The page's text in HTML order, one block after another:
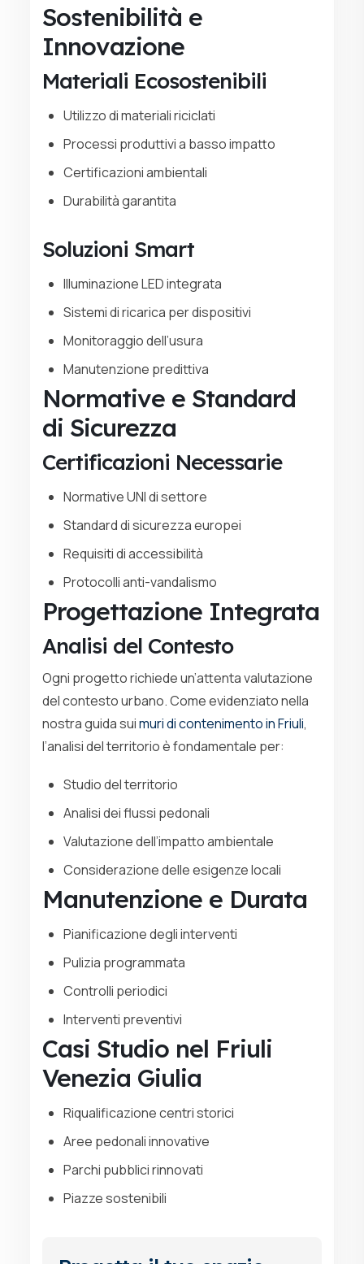
Sostenibilità e
Innovazione
Materiali Ecosostenibili
Utilizzo di materiali riciclati
Processi produttivi a basso impatto
Certificazioni ambientali
Durabilità garantita
Soluzioni Smart
Illuminazione LED integrata
Sistemi di ricarica per dispositivi
Monitoraggio dell’usura
Manutenzione predittiva
Normative e Standard
di Sicurezza
Certificazioni Necessarie
Normative UNI di settore
Standard di sicurezza europei
Requisiti di accessibilità
Protocolli anti-vandalismo
Progettazione Integrata
Analisi del Contesto
Ogni progetto richiede un’attenta valutazione
del contesto urbano. Come evidenziato nella
nostra guida suimuri di contenimento in Friuli,
l’analisi del territorio è fondamentale per:
Studio del territorio
Analisi dei flussi pedonali
Valutazione dell’impatto ambientale
Considerazione delle esigenze locali
Manutenzione e Durata
Pianificazione degli interventi
Pulizia programmata
Controlli periodici
Interventi preventivi
Casi Studio nel Friuli
Venezia Giulia
Riqualificazione centri storici
Aree pedonali innovative
Parchi pubblici rinnovati
Piazze sostenibili